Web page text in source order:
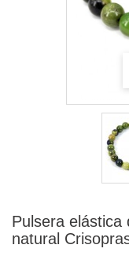
Pulsera elástica
natural